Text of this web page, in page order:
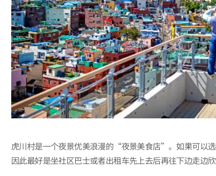
虎川村是一个夜景优美浪漫的“夜景美食店”。如果可以
因此最好是坐社区巴士或者出租车先上去后再往下边走边